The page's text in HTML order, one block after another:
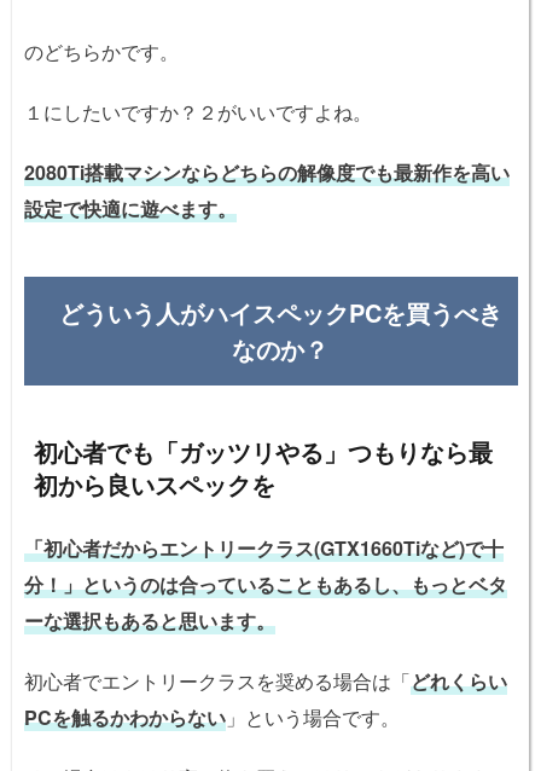
のどちらかです。
１にしたいですか？２がいいですよね。
2080Ti搭載マシンならどちらの解像度でも最新作を高い
設定で快適に遊べます。
どういう人がハイスペックPCを買うべき
なのか？
初心者でも「ガッツリやる」つもりなら最
初から良いスペックを
「初心者だからエントリークラス(GTX1660Tiなど)で十
分！」というのは合っていることもあるし、もっとベタ
ーな選択もあると思います。
初心者でエントリークラスを奨める場合は「どれくらい
PCを触るかわからない 」という場合です。